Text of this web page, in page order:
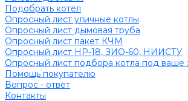
Подобрать котёл
Опросный лист уличные котлы
Опросный лист дымовая труба
Опросный лист пакет КЧМ
Опросный лист НР-18, ЗИО-60, НИИСТУ
Опросный лист подбора котла под ваше
Помощь покупателю
Вопрос - ответ
Контакты